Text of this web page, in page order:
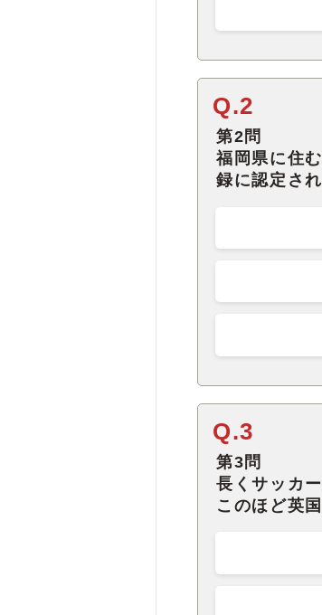
Q.2
第2問
福岡県に住
録に認定さ
Q.3
第3問
長くサッカ
このほど英